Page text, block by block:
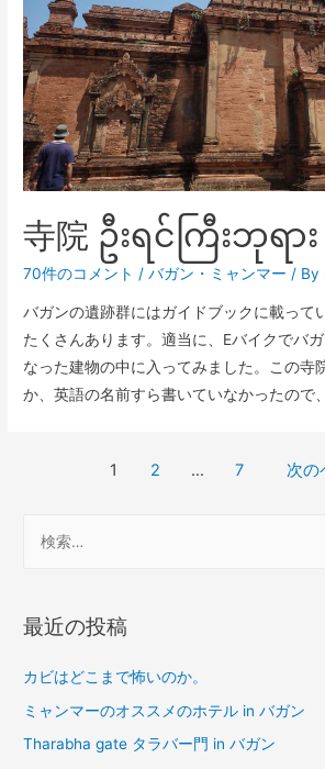
寺院 ဦးရင်ကြီးဘုရား
70件のコメント /バガン ・ ミャンマー / By
バガンの遺跡群にはガイドブックに載って
たくさんあります。適当に、Eバイクでバ
なった建物の中に入ってみました。この寺
か、英語の名前すら書いていなかったので
ゲ
ー
シ
ョ
ン
1 2 … 7 次の
最近の投稿
カビはどこまで怖いのか。
ミャンマーのオススメのホテル in バガン
Tharabha gate タラバー門 in バガン